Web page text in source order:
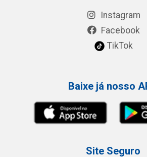
Instagram
Facebook
TikTok
Baixe já nosso
Site Seguro